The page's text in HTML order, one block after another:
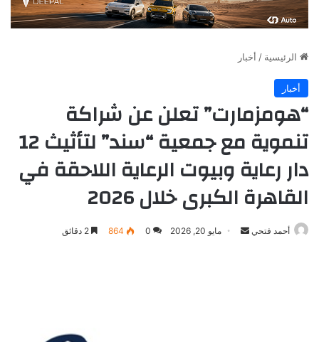
الرئيسية / أخبار
أخبار
“هومزمارت” تعلن عن شراكة
تنموية مع جمعية “سند” لتأثيث 12
دار رعاية وبيوت الرعاية اللاحقة في
القاهرة الكبرى خلال 2026
أحمد فتحي
أرسل مايو 20, 2026 0
864